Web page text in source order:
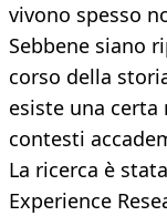
vivono spesso
Sebbene siano
corso della
esiste una certa
contesti
La ricerca è
Experience